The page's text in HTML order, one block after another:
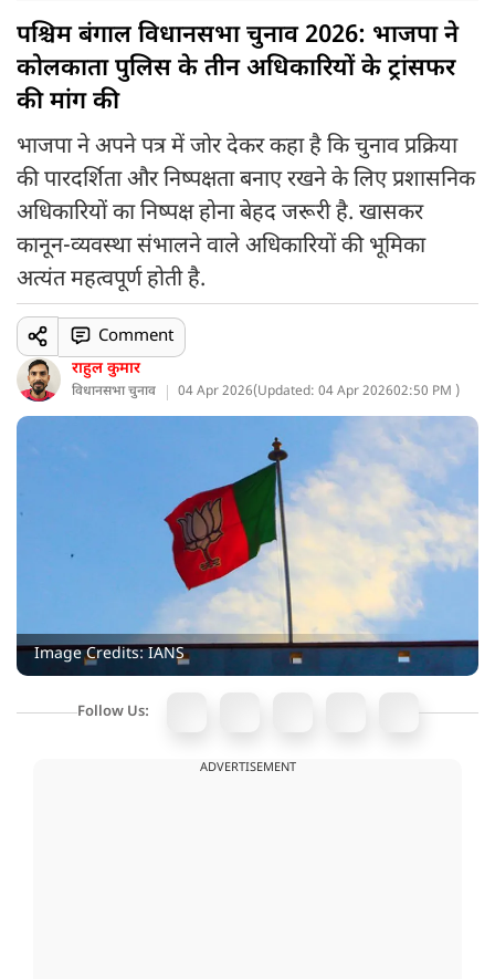
पश्चिम बंगाल विधानसभा चुनाव 2026: भाजपा ने
कोलकाता पुलिस के तीन अधिकारियों के ट्रांसफर
की मांग की
भाजपा ने अपने पत्र में जोर देकर कहा है कि चुनाव प्रक्रिया
की पारदर्शिता और निष्पक्षता बनाए रखने के लिए प्रशासनिक
अधिकारियों का निष्पक्ष होना बेहद जरूरी है. खासकर
कानून-व्यवस्था संभालने वाले अधिकारियों की भूमिका
अत्यंत महत्वपूर्ण होती है.
राहुल कुमार
विधानसभा चुनाव 04 Apr 2026(Updated: 04 Apr 202602:50 PM )
Comment
Image Credits: IANS
Follow Us:
ADVERTISEMENT